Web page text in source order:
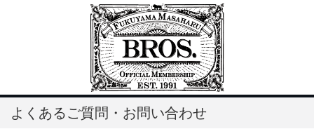
よくあるご質問・お問い合わせ